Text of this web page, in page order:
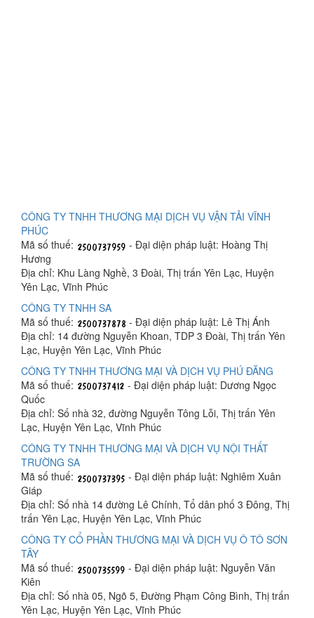
CÔNG TY TNHH THƯƠNG MẠI DỊCH VỤ VẬN TẢI VĨNH
PHÚC
Mã số thuế:
- Đại diện pháp luật: Hoàng Thị
Hương
Địa chỉ: Khu Làng Nghề, 3 Đoài, Thị trấn Yên Lạc, Huyện
Yên Lạc, Vĩnh Phúc
CÔNG TY TNHH SA
Mã số thuế:
- Đại diện pháp luật: Lê Thị Ánh
Địa chỉ: 14 đường Nguyễn Khoan, TDP 3 Đoài, Thị trấn Yên
Lạc, Huyện Yên Lạc, Vĩnh Phúc
CÔNG TY TNHH THƯƠNG MẠI VÀ DỊCH VỤ PHÚ ĐĂNG
Mã số thuế:
- Đại diện pháp luật: Dương Ngọc
Quốc
Địa chỉ: Số nhà 32, đường Nguyễn Tông Lỗi, Thị trấn Yên
Lạc, Huyện Yên Lạc, Vĩnh Phúc
CÔNG TY TNHH THƯƠNG MẠI VÀ DỊCH VỤ NỘI THẤT
TRƯỜNG SA
Mã số thuế:
- Đại diện pháp luật: Nghiêm Xuân
Giáp
Địa chỉ: Số nhà 14 đường Lê Chính, Tổ dân phố 3 Đông, Thị
trấn Yên Lạc, Huyện Yên Lạc, Vĩnh Phúc
CÔNG TY CỔ PHẦN THƯƠNG MẠI VÀ DỊCH VỤ Ô TÔ SƠN
TÂY
Mã số thuế:
- Đại diện pháp luật: Nguyễn Văn
Kiên
Địa chỉ: Số nhà 05, Ngõ 5, Đường Phạm Công Bình, Thị trấn
Yên Lạc, Huyện Yên Lạc, Vĩnh Phúc